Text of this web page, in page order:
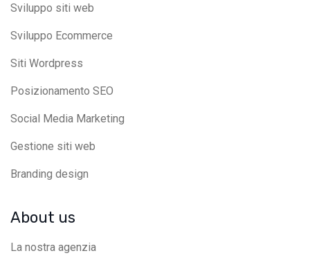
Sviluppo siti web
Sviluppo Ecommerce
Siti Wordpress
Posizionamento SEO
Social Media Marketing
Gestione siti web
Branding design
About us
La nostra agenzia